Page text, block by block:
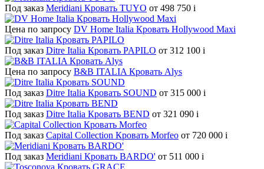
Под заказ Meridiani Кровать TUYO от 498 750 i
Цена по запросу DV Home Italia Кровать Hollywood Maxi
Под заказ Ditre Italia Кровать PAPILO от 312 100 i
Цена по запросу B&B ITALIA Кровать Alys
Под заказ Ditre Italia Кровать SOUND от 315 000 i
Под заказ Ditre Italia Кровать BEND от 321 090 i
Под заказ Capital Collection Кровать Morfeo от 720 000 i
Под заказ Meridiani Кровать BARDO' от 511 000 i